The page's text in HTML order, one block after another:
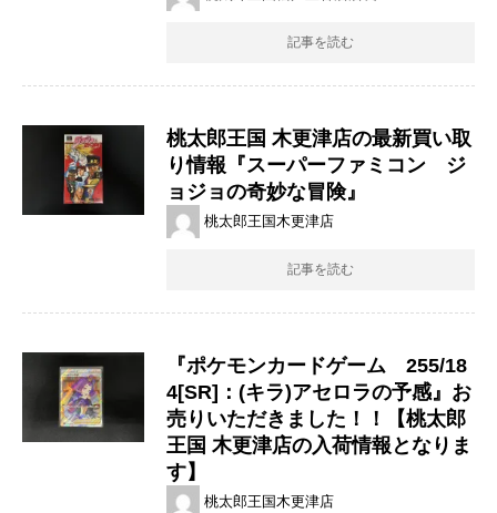
記事を読む
桃太郎王国 木更津店の最新買い取
り情報『スーパーファミコン ジ
ョジョの奇妙な冒険』
桃太郎王国木更津店
記事を読む
『ポケモンカードゲーム 255/18
4[SR]：(キラ)アセロラの予感』お
売りいただきました！！【桃太郎
王国 木更津店の入荷情報となりま
す】
桃太郎王国木更津店